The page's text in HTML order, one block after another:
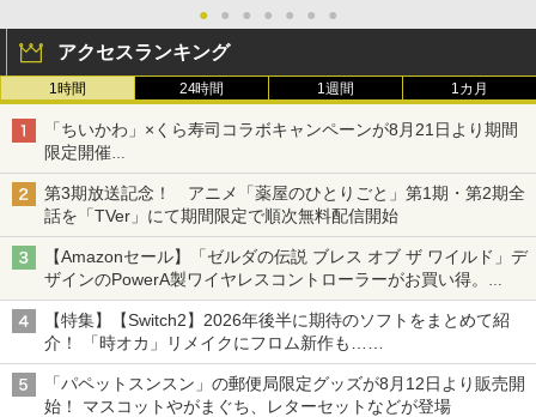
● ● ● ● ● ● ●
アクセスランキング
1時間 24時間 1週間 1カ月
「ちいかわ」×くら寿司コラボキャンペーンが8月21日より期間
限定開催
オリジナルの湯呑みや寿司皿が景品に登場！
第3期放送記念！ アニメ「薬屋のひとりごと」第1期・第2期全
話を「TVer」にて期間限定で順次無料配信開始
【Amazonセール】「ゼルダの伝説 ブレス オブ ザ ワイルド」デ
ザインのPowerA製ワイヤレスコントローラーがお買い得。
Switch2でも使用可能
【特集】【Switch2】2026年後半に期待のソフトをまとめて紹
介！ 「時オカ」リメイクにフロム新作も……
「パペットスンスン」の郵便局限定グッズが8月12日より販売開
始！ マスコットやがまぐち、レターセットなどが登場